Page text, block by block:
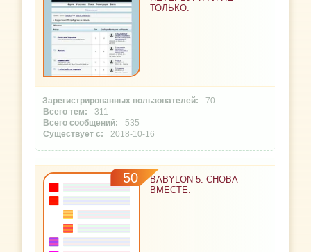
ТОЛЬКО.
70
311
535
2018-10-16
50
BABYLON 5. СНОВА
ВМЕСТЕ.